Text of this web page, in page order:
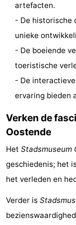
Speeltuinen
Binnenspeeltuinen
Bowlen
Minigolfbanen
Wellness
centra
Dorpen
&
Steden
Natuur
Sporten
-
Fietsen
-
artefacten.
- De historische
unieke
- De boeiende
toeristische
- De
ervaring bieden
Verken de
Oostende
Het Stadsmuseum
geschiedenis; het
het verleden en
Verder is